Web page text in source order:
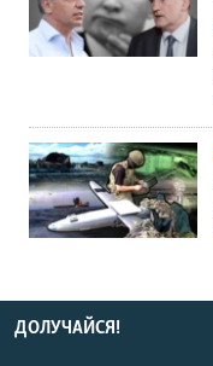
ДОЛУЧАЙСЯ!